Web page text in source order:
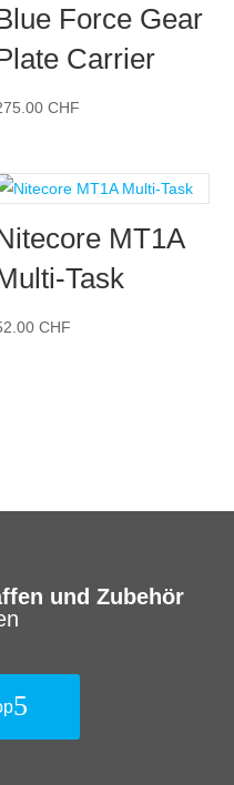
Force Gear
Carrier
CHF
MT1A
Task
CHF
und Zubehör